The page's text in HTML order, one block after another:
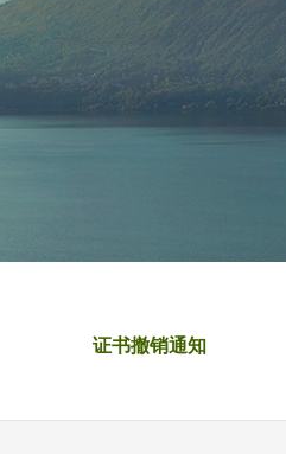
证书撤销通知